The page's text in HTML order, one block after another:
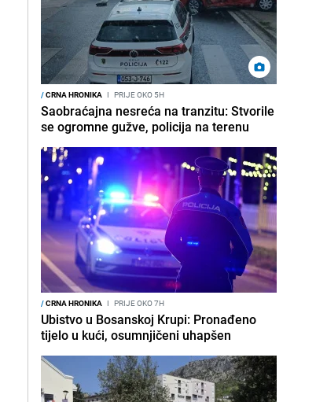
/CRNA HRONIKA I PRIJE OKO 5H
Saobraćajna nesreća na tranzitu: Stvorile
se ogromne gužve, policija na terenu
/CRNA HRONIKA I PRIJE OKO 7H
Ubistvo u Bosanskoj Krupi: Pronađeno
tijelo u kući, osumnjičeni uhapšen